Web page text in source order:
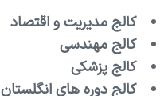
کالج مدیریت و اقتصاد
کالج مهندسی
کالج پزشکی
کالج دوره های انگلستان